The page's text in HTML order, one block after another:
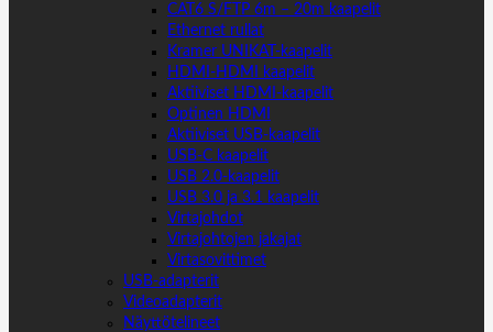
CAT6 S/FTP 6m – 20m kaapelit
Ethernet rullat
Kramer UNIKAT-kaapelit
HDMI-HDMI kaapelit
Aktiiviset HDMI-kaapelit
Optinen HDMI
Aktiiviset USB-kaapelit
USB-C kaapelit
USB 2.0-kaapelit
USB 3.0 ja 3.1 kaapelit
Virtajohdot
Virtajohtojen jakajat
Virtasovittimet
USB-adapterit
Videoadapterit
Näyttötelineet